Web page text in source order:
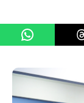
Share on